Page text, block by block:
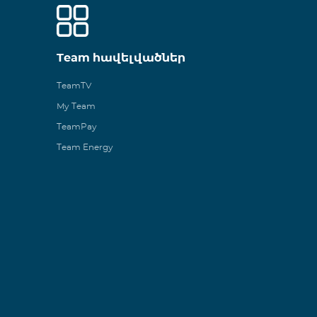
Team հավելվածներ
TeamTV
My Team
TeamPay
Team Energy